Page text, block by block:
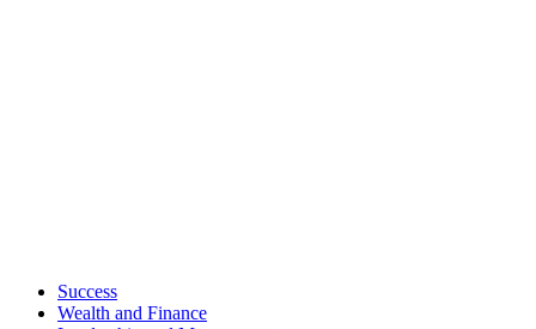
Success
Wealth and Finance